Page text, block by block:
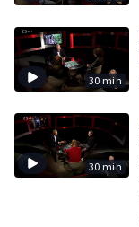
30 min
30 min